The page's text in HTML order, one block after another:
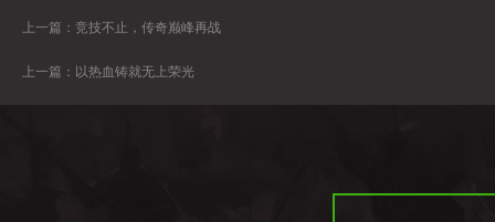
上一篇： 竞技不止，传奇巅峰再战
上一篇： 以热血铸就无上荣光